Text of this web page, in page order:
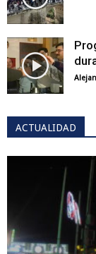
ACTUALIDAD